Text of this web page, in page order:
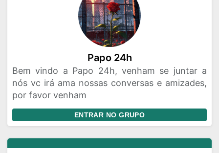
Papo 24h
Bem vindo a Papo 24h, venham se juntar a
nós vc irá ama nossas conversas e amizades,
por favor venham
ENTRAR NO GRUPO